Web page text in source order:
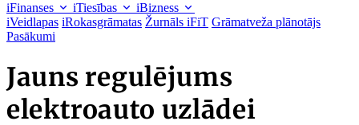
iFinanses iTiesības
iBizness
iVeidlapas iRokasgrāmatas Žurnāls iFiT Grāmatveža plānotājs
Pasākumi
Jauns regulējums
elektroauto uzlādei